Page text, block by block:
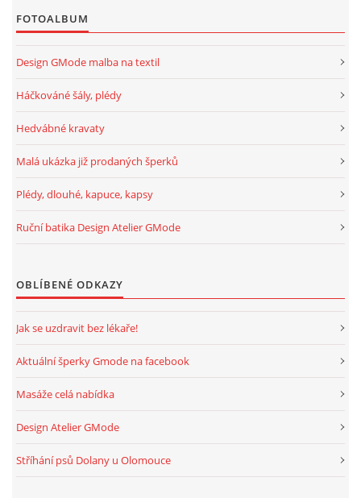
FOTOALBUM
Design GMode malba na textil
Háčkováné šály, plédy
Hedvábné kravaty
Malá ukázka již prodaných šperků
Plédy, dlouhé, kapuce, kapsy
Ruční batika Design Atelier GMode
OBLÍBENÉ ODKAZY
Jak se uzdravit bez lékaře!
Aktuální šperky Gmode na facebook
Masáže celá nabídka
Design Atelier GMode
Stříhání psů Dolany u Olomouce